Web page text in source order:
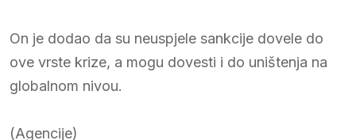
On je dodao da su neuspjele sankcije dovele do
ove vrste krize, a mogu dovesti i do uništenja na
globalnom nivou.
(Agencije)